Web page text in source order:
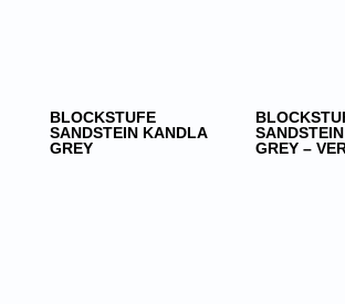
BLOCKSTUFE
SANDSTEIN KANDLA
GREY
GREY –